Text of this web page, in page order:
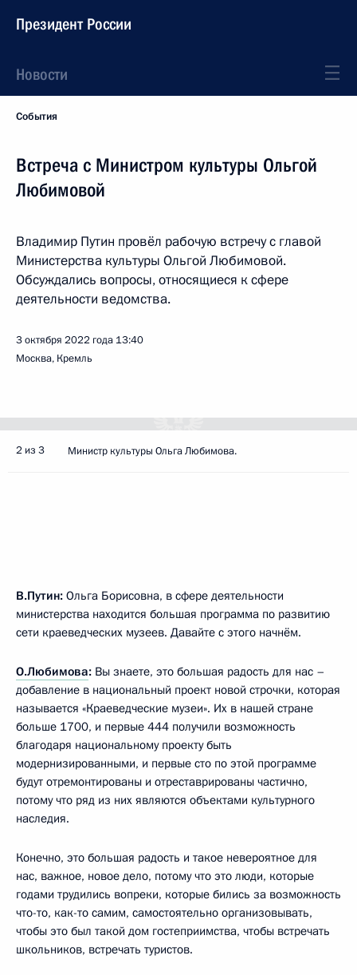
Президент России
Новости
События
Встреча с Министром культуры Ольгой
Любимовой
Владимир Путин провёл рабочую встречу с главой
Министерства культуры Ольгой Любимовой.
Обсуждались вопросы, относящиеся к сфере
деятельности ведомства.
3 октября 2022 года 13:40
Москва, Кремль
2 из 3 Министр культуры Ольга Любимова.
В.Путин: Ольга Борисовна, в сфере деятельности
министерства находится большая программа по развитию
сети краеведческих музеев. Давайте с этого начнём.
О.Любимова: Вы знаете, это большая радость для нас –
добавление в национальный проект новой строчки, которая
называется «Краеведческие музеи». Их в нашей стране
больше 1700, и первые 444 получили возможность
благодаря национальному проекту быть
модернизированными, и первые сто по этой программе
будут отремонтированы и отреставрированы частично,
потому что ряд из них являются объектами культурного
наследия.
Конечно, это большая радость и такое невероятное для
нас, важное, новое дело, потому что это люди, которые
годами трудились вопреки, которые бились за возможность
что-то, как-то самим, самостоятельно организовывать,
чтобы это был такой дом гостеприимства, чтобы встречать
школьников, встречать туристов.